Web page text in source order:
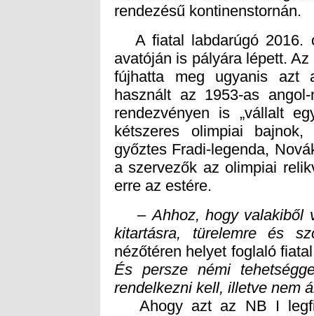
rendezésű kontinenstornán.
A fiatal labdarúgó 2016.
avatóján is pályára lépett.
fújhatta meg ugyanis
használt az 1953-as
rendezvényen is „vállalt
kétszeres olimpiai
győztes Fradi-legenda,
a szervezők az olimpiai
erre az estére.
–Ahhoz, hogy valakiből
kitartásra, türelemre és
nézőtéren helyet foglaló
És persze némi
rendelkezni kell, illetve nem
Ahogy azt az NB I
bizonyítja, a fenti